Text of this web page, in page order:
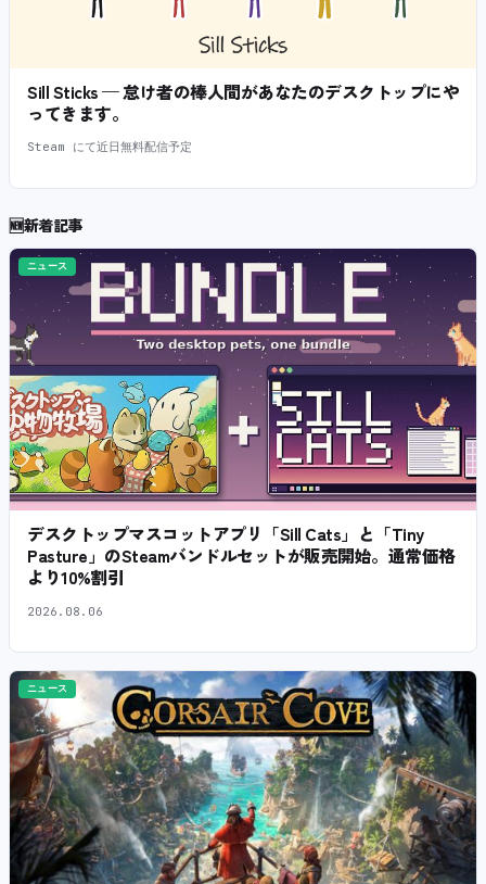
Sill Sticks — 怠け者の棒人間があなたのデスクトップにや
ってきます。
Steam にて近日無料配信予定
🆕新着記事
ニュース
デスクトップマスコットアプリ「Sill Cats」と「Tiny
Pasture」のSteamバンドルセットが販売開始。通常価格
より10%割引
2026.08.06
ニュース